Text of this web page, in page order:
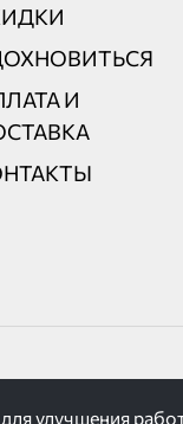
И
улучшения